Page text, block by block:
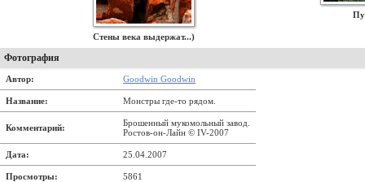
Стены века выдержат...)
Фотография
Автор: Goodwin Goodwin
Название: Монстры где-то рядом.
Комментарий:
Брошенный мукомольный завод.
Ростов-он-Лайн © IV-2007
Дата: 25.04.2007
Просмотры: 5861